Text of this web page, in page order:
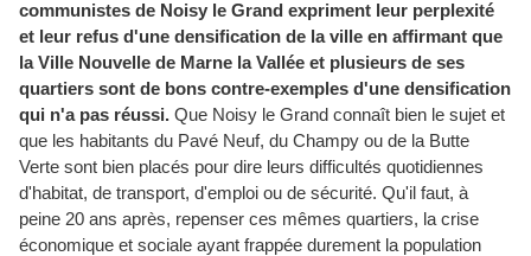
communistes de Noisy le Grand expriment leur perplexité
et leur refus d'une densification de la ville en affirmant que
la Ville Nouvelle de Marne la Vallée et plusieurs de ses
quartiers sont de bons contre-exemples d'une densification
qui n'a pas réussi. Que Noisy le Grand connaît bien le sujet et
que les habitants du Pavé Neuf, du Champy ou de la Butte
Verte sont bien placés pour dire leurs difficultés quotidiennes
d'habitat, de transport, d'emploi ou de sécurité. Qu'il faut, à
peine 20 ans après, repenser ces mêmes quartiers, la crise
économique et sociale ayant frappée durement la population